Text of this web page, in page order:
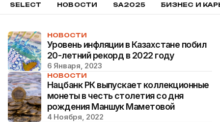
SELECT НОВОСТИ SA2025 БИЗНЕС И
НОВОСТИ
Уровень инфляции в Казахстане побил
20-летний рекорд в 2022 году
6 Января, 2023
НОВОСТИ
Нацбанк РК выпускает коллекционные
монеты в честь столетия со дня
рождения Маншук Маметовой
4 Ноября, 2022